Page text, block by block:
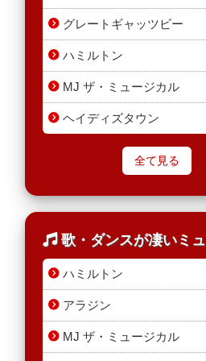
グレートギャッツビー
ハミルトン
MJ ザ・ミュージカル
ヘイディズタウン
全て見る
歌・ダンスが凄いミ
ハミルトン
アラジン
MJ ザ・ミュージカル